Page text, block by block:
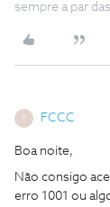
sempre a par
FCCC
Boa noite,
Não consigo
erro 1001 ou